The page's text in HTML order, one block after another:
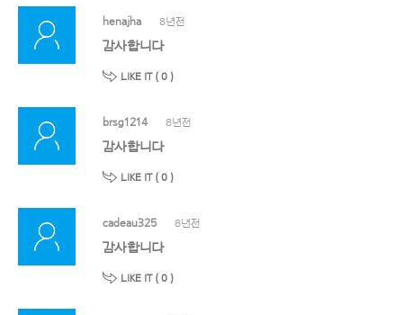
henajha 8년전
감사합니다
LIKE IT ( 0 )
brsg1214 8년전
감사합니다
LIKE IT ( 0 )
cadeau325 8년전
감사합니다
LIKE IT ( 0 )